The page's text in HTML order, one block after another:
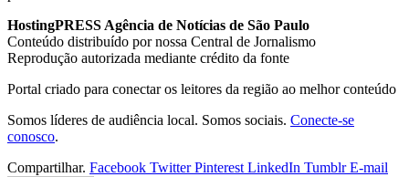
HostingPRESS Agência de Notícias de São Paulo
Conteúdo distribuído por nossa Central de Jornalismo
Reprodução autorizada mediante crédito da fonte
Portal criado para conectar os leitores da região ao melhor conteúdo
Somos líderes de audiência local. Somos sociais. Conecte-se
conosco.
Compartilhar. Facebook Twitter Pinterest LinkedIn Tumblr E-mail